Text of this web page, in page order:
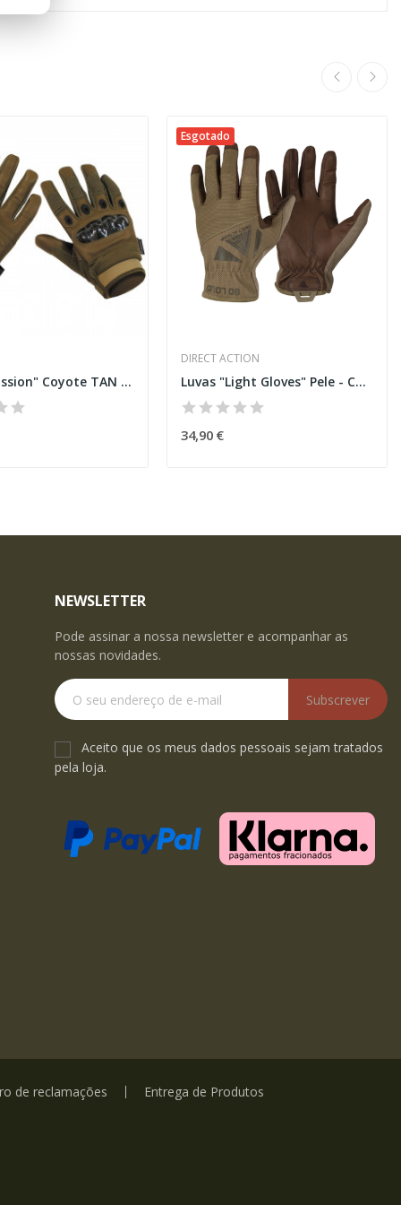
Luvas "Mission" Coyote TAN [MFH]
Esgotado
DIRECT ACTION
Luvas "Light Gloves" Pele - Coyote [Direct Action]
34,90 €
NEWSLETTER
Pode assinar a nossa newsletter e acompanhar as
nossas novidades.
Subscrever
Aceito que os meus dados pessoais sejam tratados
pela loja.
de reclamações Entrega de Produtos